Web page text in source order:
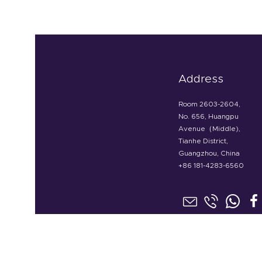
Address
Room 2603-2604,
No. 656, Huangpu
Avenue（Middle),
Tianhe District,
Guangzhou, China
+86 181-4283-6560